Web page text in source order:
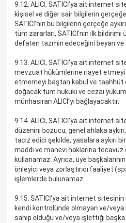
9.12. ALICI, SATICI’ya ait internet
kişisel ve diğer sair bilgilerin
SATICI’nın bu bilgilerin gerçeğe
tüm zararları, SATICI’nın ilk
defaten tazmin edeceğini beyan ve
9.13. ALICI, SATICI’ya ait internet
mevzuat hükümlerine riayet etmeyi
etmemeyi baştan kabul ve taahhüt
doğacak tüm hukuki ve cezai
münhasıran ALICI’yı bağlayacaktır.
9.14. ALICI, SATICI’ya ait internet
düzenini bozucu, genel ahlaka
taciz edici şekilde, yasalara aykırı
maddi ve manevi haklarına tecavüz
kullanamaz. Ayrıca, üye
önleyici veya zorlaştırıcı faaliyet
işlemlerde bulunamaz.
9.15. SATICI’ya ait internet sitesinin
kendi kontrolünde olmayan ve/
sahip olduğu ve/veya işlettiği